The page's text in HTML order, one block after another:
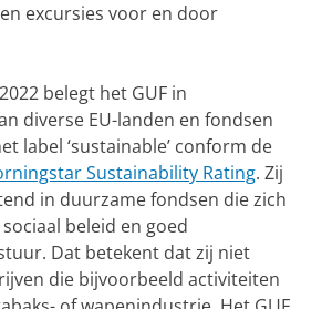
excursies voor en door
belegt het GUF in
diverse EU-landen en fondsen
label ‘sustainable’ conform de
Sustainability Rating. Zij
in duurzame fondsen die zich
beleid en goed
Dat betekent dat zij niet
die bijvoorbeeld activiteiten